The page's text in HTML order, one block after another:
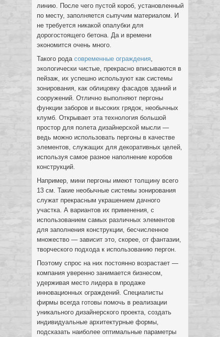
линию. После чего пустой короб, установленный
по месту, заполняется сыпучим материалом. И
не требуется никакой опалубки для
дорогостоящего бетона. Да и времени
экономится очень много.
Такого рода современные ограждения,
экологически чистые, прекрасно вписываются в
пейзаж, их успешно используют как системы
зонирования, как облицовку фасадов зданий и
сооружений. Отлично выполняют пергоны
функции заборов и высоких грядок, необычных
клумб. Открывает эта технология большой
простор для полета дизайнерской мысли —
ведь можно использовать пергоны в качестве
элементов, служащих для декоративных целей,
используя самое разное наполнение коробов
конструкций.
Например, мини пергоны имеют толщину всего
13 см. Такие необычные системы зонирования
служат прекрасным украшением дачного
участка. А вариантов их применения, с
использованием самых различных элементов
для заполнения конструкции, бесчисленное
множество — зависит это, скорее, от фантазии,
творческого подхода к использованию пергон.
Поэтому спрос на них постоянно возрастает —
компания уверенно занимается бизнесом,
удерживая место лидера в продаже
инновационных ограждений. Специалисты
фирмы всегда готовы помочь в реализации
уникального дизайнерского проекта, создать
индивидуальные архитектурные формы,
подсказать наиболее оптимальные параметры